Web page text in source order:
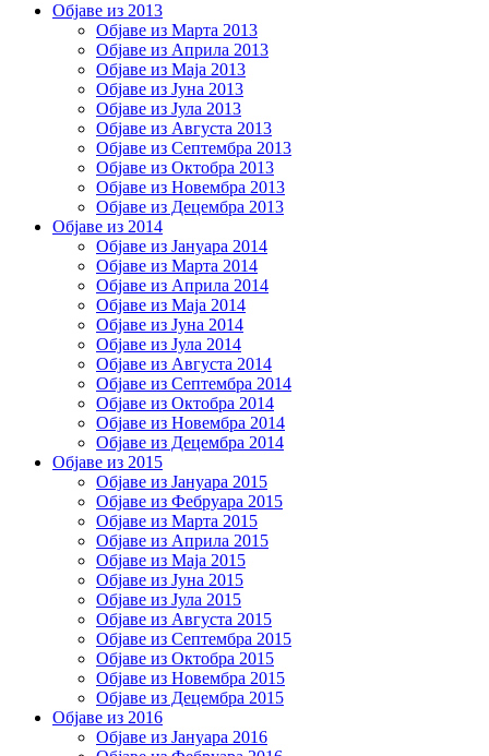
Објаве из 2013
Објаве из Марта 2013
Објаве из Априла 2013
Објаве из Маја 2013
Објаве из Јунa 2013
Објаве из Јула 2013
Објаве из Августа 2013
Објаве из Септембра 2013
Објаве из Октобра 2013
Објаве из Новембра 2013
Објаве из Децембра 2013
Објаве из 2014
Објаве из Јануара 2014
Објаве из Марта 2014
Објаве из Априла 2014
Објаве из Маја 2014
Објаве из Јуна 2014
Објаве из Јула 2014
Објаве из Августа 2014
Објаве из Септембра 2014
Објаве из Октобра 2014
Објаве из Новембра 2014
Објаве из Децембра 2014
Објаве из 2015
Објаве из Јануара 2015
Објаве из Фебруара 2015
Објаве из Марта 2015
Објаве из Априла 2015
Објаве из Маја 2015
Објаве из Јуна 2015
Објаве из Јула 2015
Објаве из Августа 2015
Објаве из Септембра 2015
Објаве из Октобра 2015
Објаве из Новембра 2015
Објаве из Децембра 2015
Објаве из 2016
Објаве из Јануара 2016